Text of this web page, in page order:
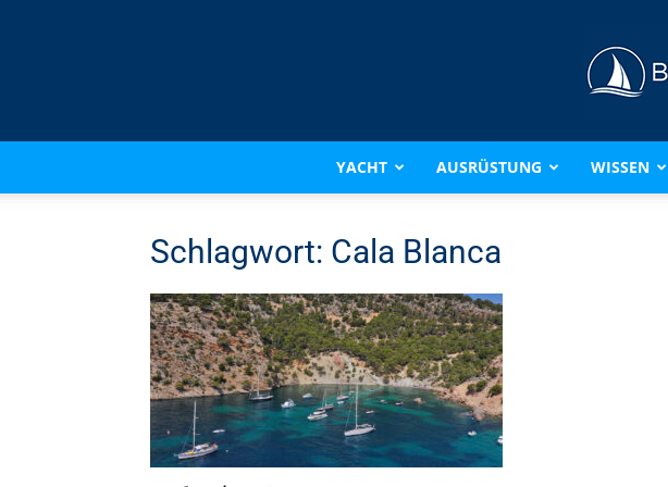
YACHT AUSRÜSTUNG WISSEN
Schlagwort: Cala Blanca